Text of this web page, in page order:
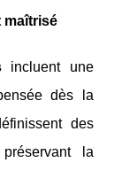
maîtrisé
incluent une
dès la
des
la